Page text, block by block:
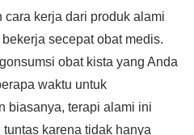
kerja dari produk alami
secepat obat medis.
obat kista yang Anda
waktu untuk
biasanya, terapi alami ini
karena tidak hanya